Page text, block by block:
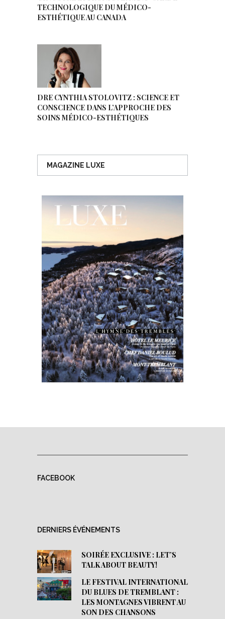
TECHNOLOGIQUE DU MÉDICO-
ESTHÉTIQUE AU CANADA
DRE CYNTHIA STOLOVITZ : SCIENCE ET
CONSCIENCE DANS L’APPROCHE DES
SOINS MÉDICO-ESTHÉTIQUES
MAGAZINE LUXE
FACEBOOK
DERNIERS ÉVÉNEMENTS
SOIRÉE EXCLUSIVE : LET’S
TALK ABOUT BEAUTY!
LE FESTIVAL INTERNATIONAL
DU BLUES DE TREMBLANT :
LES MONTAGNES VIBRENT AU
SON DES CHANSONS